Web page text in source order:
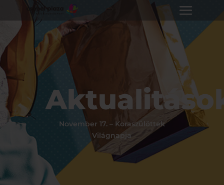
November 17. – Koraszülöttek
Világnapja